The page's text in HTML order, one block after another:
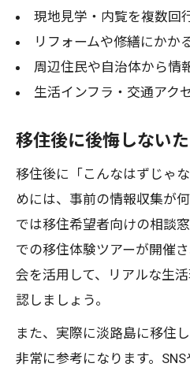
現地見学・内覧を複数回
リフォームや修繕にかか
周辺住民や自治体から情
生活インフラ・交通アク
移住後に後悔しない
移住後に「こんなはずじゃ
めには、事前の情報収集が
では移住希望者向けの相談
での移住体験ツアーが開催
会を活用して、リアルな生
認しましょう。
また、実際に淡路島に移住
非常に参考になります。SNS